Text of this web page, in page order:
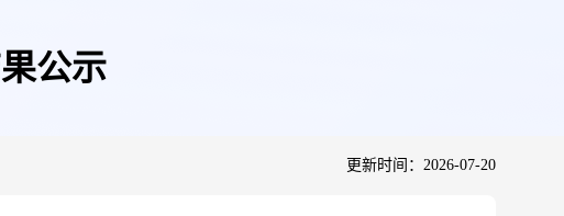
公示
更新时间：2026-07-20